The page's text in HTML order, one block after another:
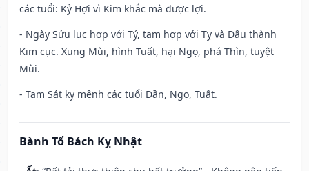
các tuổi: Kỷ Hợi vì Kim khắc mà được lợi.
- Ngày Sửu lục hợp với Tý, tam hợp với Tỵ và Dậu thành
Kim cục. Xung Mùi, hình Tuất, hại Ngọ, phá Thìn, tuyệt
Mùi.
- Tam Sát kỵ mệnh các tuổi Dần, Ngọ, Tuất.
Bành Tổ Bách Kỵ Nhật